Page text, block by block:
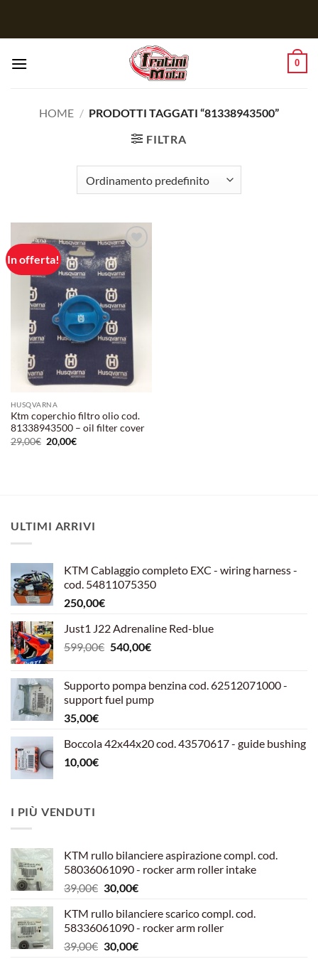
0
HOME / PRODOTTI TAGGATI “81338943500”
FILTRA
In offerta!
Aggiungi
alla lista
dei
desideri
HUSQVARNA
Ktm coperchio filtro olio cod.
81338943500 – oil filter cover
29,00€ Il
prezzo
20,00€Il
ULTIMI ARRIVI
KTM Cablaggio completo EXC - wiring harness -
cod. 54811075350
250,00€
Just1 J22 Adrenaline Red-blue
599,00€ Il
era:
599,00€.
540,00€Il
è:
540,00€.
Supporto pompa benzina cod. 62512071000 -
support fuel pump
35,00€
Boccola 42x44x20 cod. 43570617 - guide bushing
10,00€
I PIÙ VENDUTI
KTM rullo bilanciere aspirazione compl. cod.
58036061090 - rocker arm roller intake
39,00€ Il
originale
era:
39,00€.
30,00€Il
attuale
è:
30,00€.
KTM rullo bilanciere scarico compl. cod.
58336061090 - rocker arm roller
39,00€ Il
30,00€Il